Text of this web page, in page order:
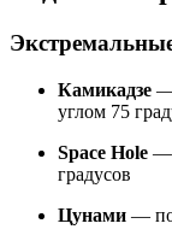
Камикадзе —
углом 75
Space Hole —
градусов
Цунами —